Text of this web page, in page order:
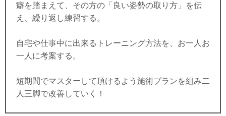
癖を踏まえて、その方の「良い姿勢の取り方」を伝
え、繰り返し練習する。
自宅や仕事中に出来るトレーニング方法を、お一人お
一人に考案する。
短期間でマスターして頂けるよう施術プランを組み二
人三脚で改善していく！